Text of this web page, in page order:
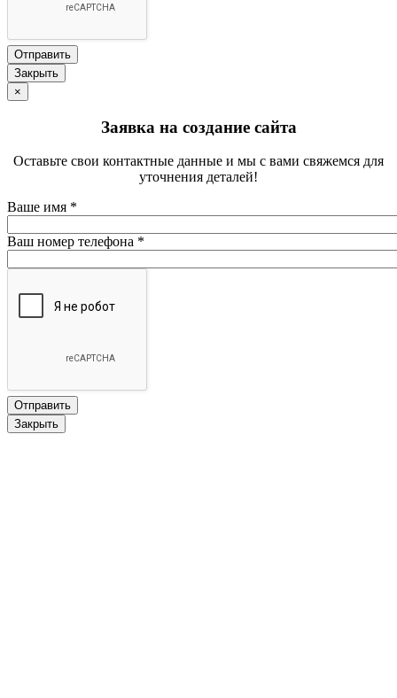
Закрыть
×
Заявка на создание сайта
Оставьте свои контактные данные и мы с вами свяжемся для
уточнения деталей!
Ваше имя *
Ваш номер телефона *
Закрыть